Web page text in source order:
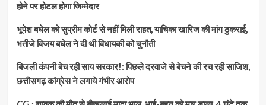
होने पर होटल होगा जिम्मेदार
भूपेश बघेल को सुप्रीम कोर्ट से नहीं मिली राहत, याचिका खारिज की मांग ठुकराई,
भतीजे विजय बघेल ने दी थी विधायकी को चुनौती
बिजली कंपनी बेच रही साय सरकार!: पिछले दरवाजे से बेचने की रच रही साजिश,
छत्तीसगढ़ कांग्रेस ने लगाये गंभीर आरोप